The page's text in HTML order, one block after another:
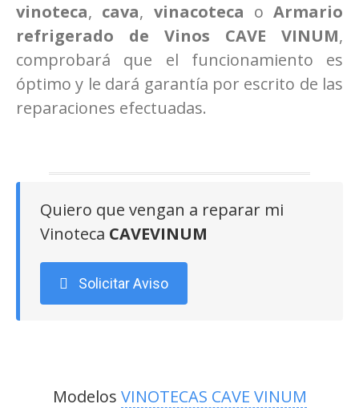
vinoteca, cava, vinacoteca o Armario
refrigerado de Vinos
CAVE VINUM,
comprobará que el funcionamiento es
óptimo y le dará garantía por escrito de las
reparaciones efectuadas.
Quiero que vengan a reparar mi
Vinoteca CAVEVINUM
Solicitar Aviso
Modelos VINOTECAS CAVE VINUM